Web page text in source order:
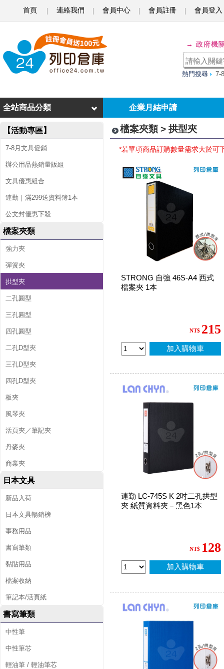
首頁 連絡我們 會員中心 會員註冊 會員登入
型
夾
→ 政府機
熱門搜尋 7-
企業月結申請
全站商品分類
【活動專區】
7-8月文具促銷
辦公用品熱銷量販組
文具優惠組合
連勤｜滿299送資料簿1本
公文封優惠下殺
檔案夾類
強力夾
彈簧夾
拱型夾
二孔圓型
三孔圓型
四孔圓型
二孔D型夾
三孔D型夾
四孔D型夾
板夾
風琴夾
活頁夾／筆記夾
丹麥夾
商業夾
日本文具
新品入荷
日本文具暢銷榜
事務用品
書寫筆類
黏貼用品
檔案收納
筆記本/活頁紙
書寫筆類
中性筆
中性筆芯
輕油筆 / 輕油筆芯
檔案夾類 > 拱型夾
*若單項商品訂購數量需求大於可
STRONG 自強 46S-A4 西式
檔案夾 1本
NT$ 215
加入購物車
連勤 LC-745S K 2吋二孔拱型
夾 紙質資料夾－黑色1本
NT$ 128
加入購物車